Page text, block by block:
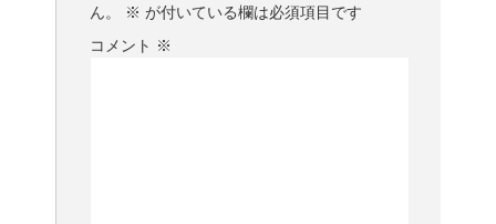
ん。
※ が付いている欄は必須項目です
コメント ※